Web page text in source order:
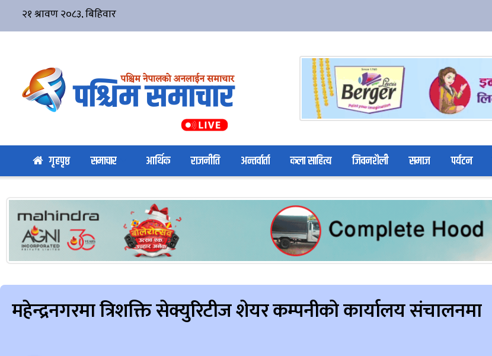
गृहपृष्ठ समाचार आर्थिक राजनीति अन्तर्वार्ता कला साहित्य जिवनशैली समाज पर्यटन
महेन्द्रनगरमा त्रिशक्ति सेक्युरिटीज शेयर कम्पनीको कार्यालय संचालनमा